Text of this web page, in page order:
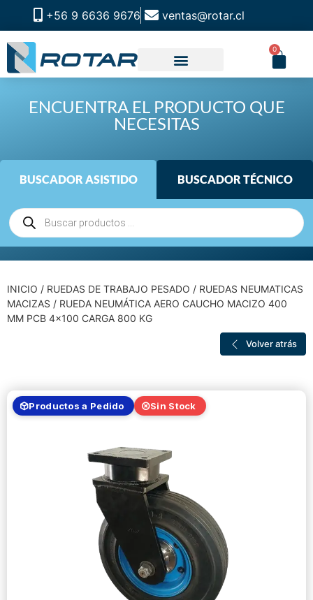
+56 9 6636 9676 ventas@rotar.cl
0
ENCUENTRA EL PRODUCTO QUE
NECESITAS
BUSCADOR ASISTIDO BUSCADOR TÉCNICO
INICIO / RUEDAS DE TRABAJO PESADO / RUEDAS NEUMATICAS
MACIZAS / RUEDA NEUMÁTICA AERO CAUCHO MACIZO 400
MM PCB 4×100 CARGA 800 KG
Volver atrás
Productos a Pedido Sin Stock